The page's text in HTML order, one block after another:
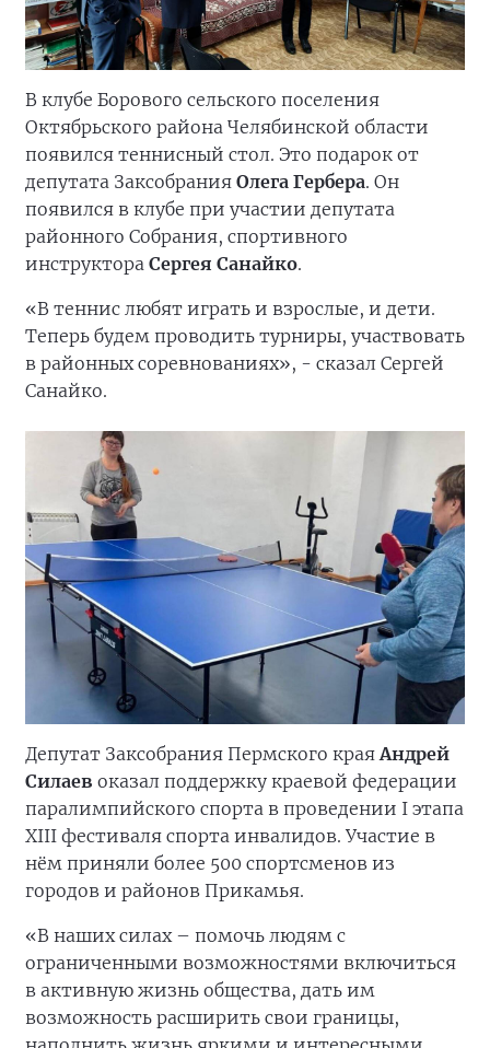
В клубе Борового сельского поселения
Октябрьского района Челябинской области
появился теннисный стол. Это подарок от
депутата Заксобрания Олега Гербера. Он
появился в клубе при участии депутата
районного Собрания, спортивного
инструктора Сергея Санайко.
«В теннис любят играть и взрослые, и дети.
Теперь будем проводить турниры, участвовать
в районных соревнованиях», - сказал Сергей
Санайко.
Депутат Заксобрания Пермского краяАндрей
Силаев оказал поддержку краевой федерации
паралимпийского спорта в проведении I этапа
XIII фестиваля спорта инвалидов. Участие в
нём приняли более 500 спортсменов из
городов и районов Прикамья.
«В наших силах – помочь людям с
ограниченными возможностями включиться
в активную жизнь общества, дать им
возможность расширить свои границы,